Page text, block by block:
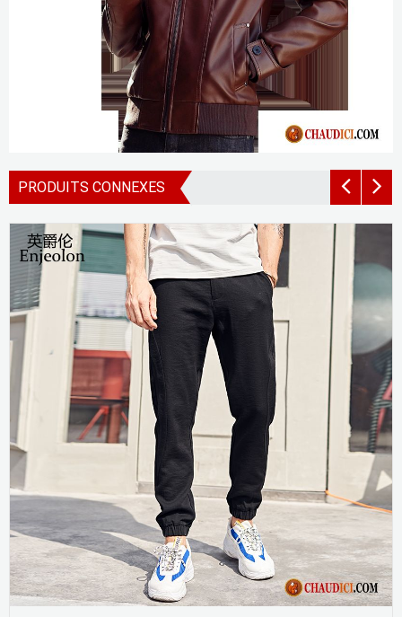
PRODUITS CONNEXES